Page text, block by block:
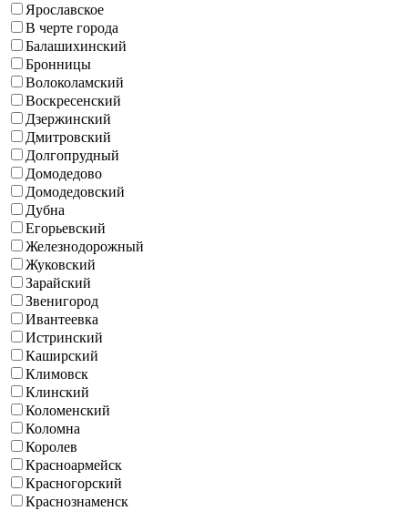
Ярославское
B черте города
Балашихинский
Бронницы
Волоколамский
Воскресенский
Дзержинский
Дмитровский
Долгопрудный
Домодедово
Домодедовский
Дубна
Егорьевский
Железнодорожный
Жуковский
Зарайский
Звенигород
Ивантеевка
Истринский
Каширский
Климовск
Клинский
Коломенский
Коломна
Королев
Красноармейск
Красногорский
Краснознаменск